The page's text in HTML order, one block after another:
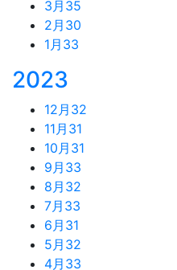
3月 35
2月 30
1月 33
2023
12月 32
11月 31
10月 31
9月 33
8月 32
7月 33
6月 31
5月 32
4月 33